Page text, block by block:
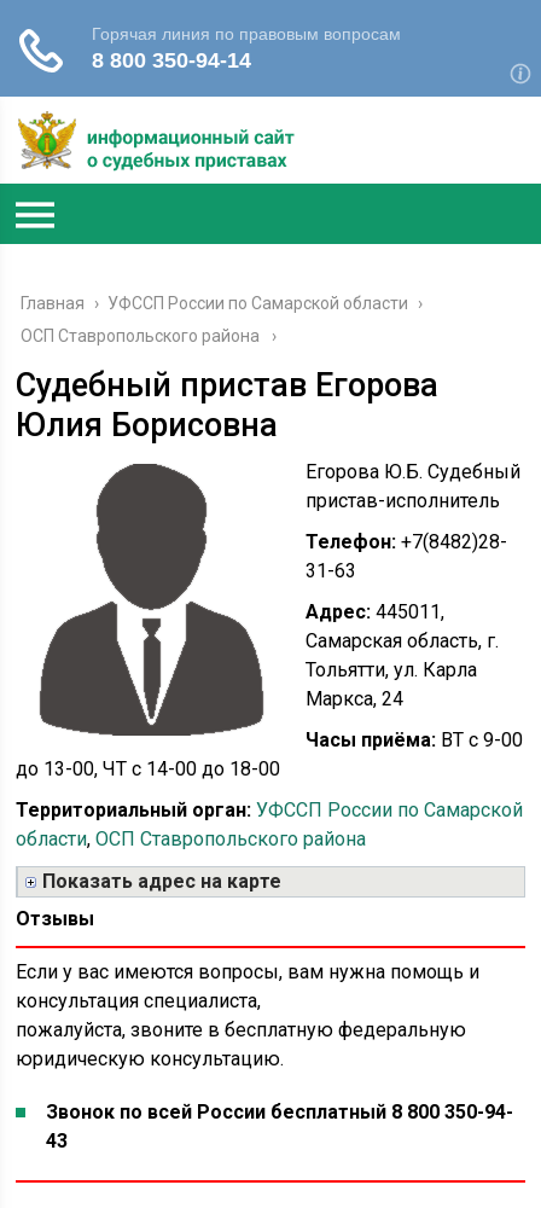
Главная › УФССП России по Самарской области
›
ОСП Ставропольского района
Судебный пристав Егорова
Юлия Борисовна
Егорова Ю.Б. Судебный
пристав-исполнитель
Телефон: +7(8482)28-
31-63
Адрес: 445011,
Самарская область, г.
Тольятти, ул. Карла
Маркса, 24
Часы приёма: ВТ с 9-00
до 13-00, ЧТ с 14-00 до 18-00
Территориальный орган: УФССП России по Самарской
области,ОСП Ставропольского района
Показать адрес на карте
Отзывы
Если у вас имеются вопросы, вам нужна помощь и
консультация специалиста,
пожалуйста, звоните в бесплатную федеральную
юридическую консультацию.
Звонок по всей России бесплатный 8 800 350-94-
43